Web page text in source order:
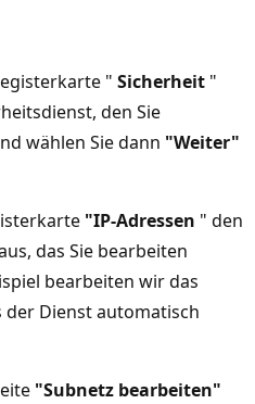
" Sicherheit "
den Sie
wählen Sie dann "Weiter"
"IP-Adressen " den
das Sie bearbeiten
bearbeiten wir das
der Dienst automatisch
"Subnetz bearbeiten"